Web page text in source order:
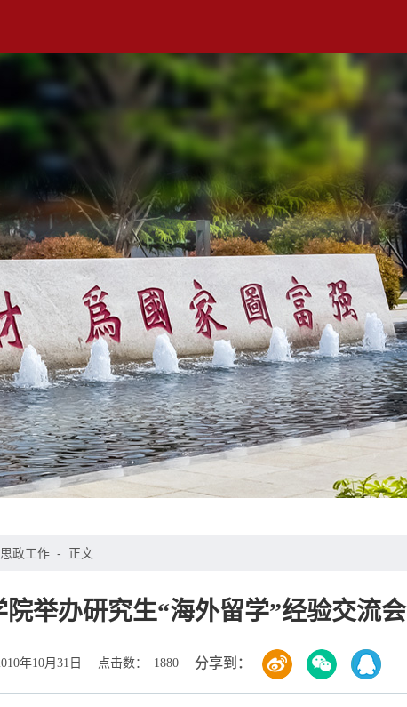
思政工作 - 正文
院举办研究生“海外留学”经验交流会
年10月31日 点击数： 1880 分享到：